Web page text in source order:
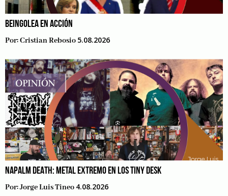
BEINGOLEA EN ACCIÓN
Por:Cristian Rebosio 5.08.2026
NAPALM DEATH: METAL EXTREMO EN LOS TINY DESK
Por:Jorge Luis Tineo 4.08.2026